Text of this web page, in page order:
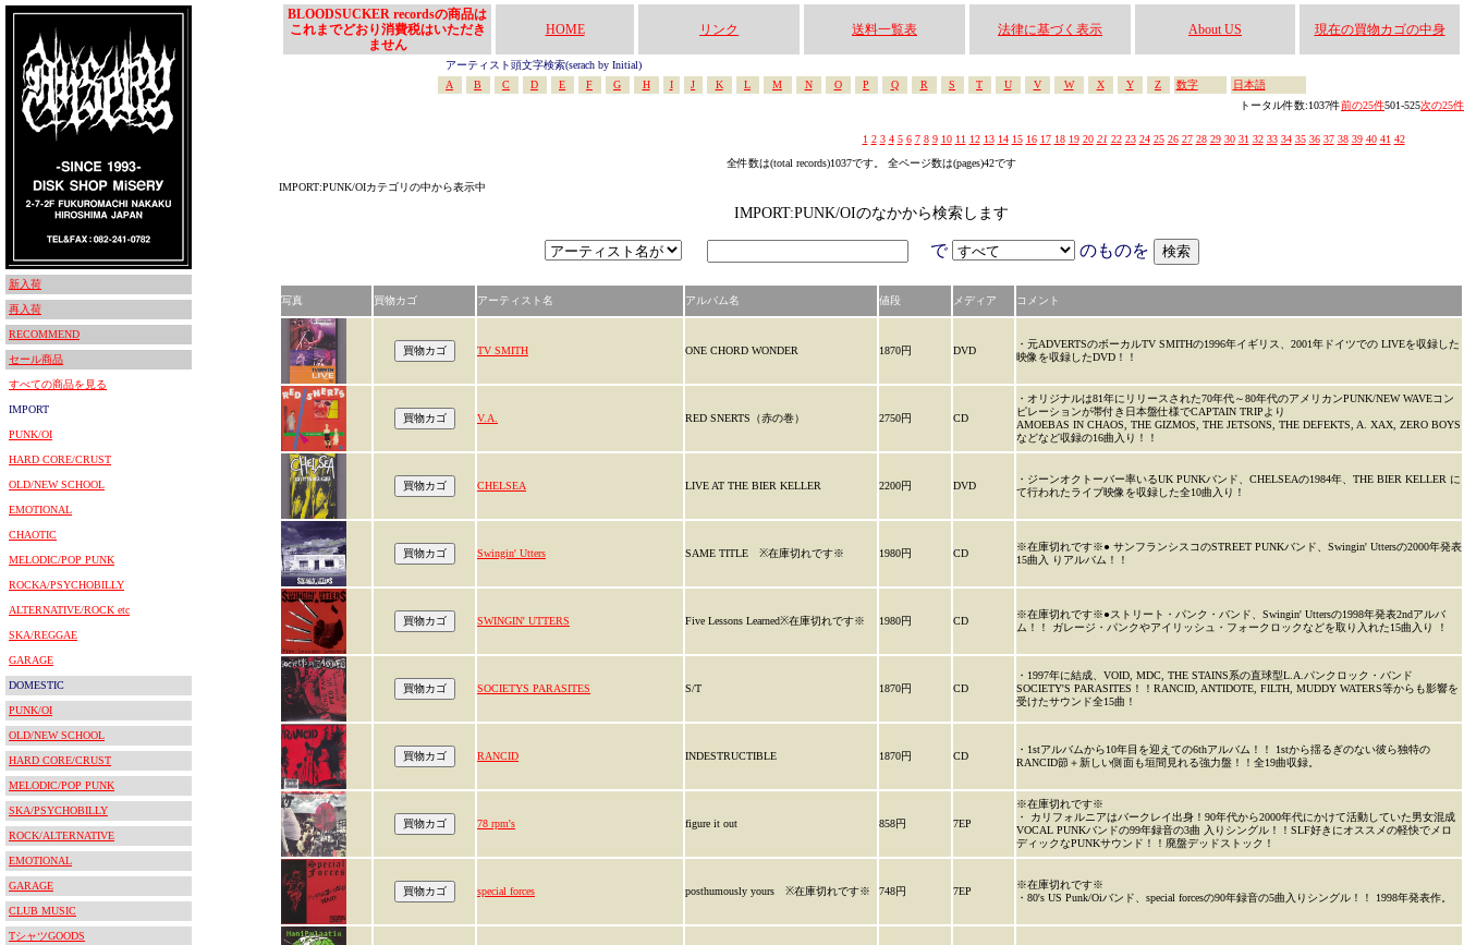
新入荷
再入荷
RECOMMEND
セール商品
すべての商品を見る
IMPORT
PUNK/OI
HARD CORE/CRUST
OLD/NEW SCHOOL
EMOTIONAL
CHAOTIC
MELODIC/POP PUNK
ROCKA/PSYCHOBILLY
ALTERNATIVE/ROCK etc
SKA/REGGAE
GARAGE
DOMESTIC
PUNK/OI
OLD/NEW SCHOOL
HARD CORE/CRUST
MELODIC/POP PUNK
SKA/PSYCHOBILLY
ROCK/ALTERNATIVE
EMOTIONAL
GARAGE
CLUB MUSIC
TシャツGOODS
BLOODSUCKER recordsの商品は
これまでどおり消費税はいただき
ません
HOME リンク 送料一覧表 法律に基づく表示 About US 現在の買物カゴの中身
アーティスト頭文字検索(serach by Initial)
A
B C D E F G H I J K L M N O P Q R S T U V W X Y Z 数字
日本語
トータル件数:1037件前の25件501-525次の25件
1 2 3 4 5 6 7 8 9 10 11 12 13 14 15 16 17 18 19 20 21 22 23 24 25 26 27 28 29 30 31 32 33 34 35 36 37 38 39 40 41 42
全件数は(total records)1037です。 全ページ数は(pages)42です
IMPORT:PUNK/OIカテゴリの中から表示中
IMPORT:PUNK/OIのなかから検索します
で のものを
写真 買物カゴ アーティスト名 アルバム名 値段 メディア コメント
TV SMITH ONE CHORD WONDER 1870円 DVD
・元ADVERTSのボーカルTV SMITHの1996年イギリス、2001年ドイツでの LIVEを収録した
映像を収録したDVD！！
V.A. RED SNERTS（赤の巻） 2750円 CD
・オリジナルは81年にリリースされた70年代～80年代のアメリカンPUNK/NEW WAVEコン
ピレーションが帯付き日本盤仕様でCAPTAIN TRIPより
AMOEBAS IN CHAOS, THE GIZMOS, THE JETSONS, THE DEFEKTS, A. XAX, ZERO BOYS
などなど収録の16曲入り！！
CHELSEA LIVE AT THE BIER KELLER 2200円 DVD
・ジーンオクトーバー率いるUK PUNKバンド、CHELSEAの1984年、THE BIER KELLER に
て行われたライブ映像を収録した全10曲入り！
Swingin' Utters SAME TITLE ※在庫切れです※ 1980円 CD
※在庫切れです※● サンフランシスコのSTREET PUNKバンド、Swingin' Uttersの2000年発表
15曲入 りアルバム！！
SWINGIN' UTTERS Five Lessons Learned※在庫切れです※ 1980円 CD
※在庫切れです※●ストリート・パンク・バンド、Swingin' Uttersの1998年発表2ndアルバ
ム！！ ガレージ・パンクやアイリッシュ・フォークロックなどを取り入れた15曲入り ！
SOCIETYS PARASITES S/T 1870円 CD
・1997年に結成、VOID, MDC, THE STAINS系の直球型L.A.パンクロック・バンド
SOCIETY'S PARASITES！！RANCID, ANTIDOTE, FILTH, MUDDY WATERS等からも影響を
受けたサウンド全15曲！
RANCID INDESTRUCTIBLE 1870円 CD
・1stアルバムから10年目を迎えての6thアルバム！！ 1stから揺るぎのない彼ら独特の
RANCID節＋新しい側面も垣間見れる強力盤！！全19曲収録。
78 rpm's figure it out 858円 7EP
※在庫切れです※
・ カリフォルニアはバークレイ出身！90年代から2000年代にかけて活動していた男女混成
VOCAL PUNKバンドの99年録音の3曲 入りシングル！！SLF好きにオススメの軽快でメロ
ディックなPUNKサウンド！！廃盤デッドストック！
special forces posthumously yours ※在庫切れです※ 748円 7EP
※在庫切れです※
・80's US Punk/Oiバンド、special forcesの90年録音の5曲入りシングル！！ 1998年発表作。